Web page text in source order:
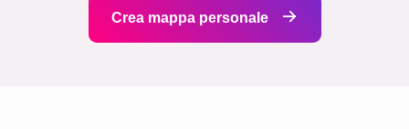
Crea mappa personale